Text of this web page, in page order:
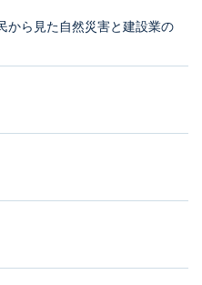
から見た自然災害と建設業の